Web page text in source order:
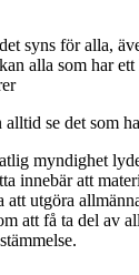
syns för alla,
alla som har
alltid se det som
myndighet
innebär att
utgöra
att få ta del av